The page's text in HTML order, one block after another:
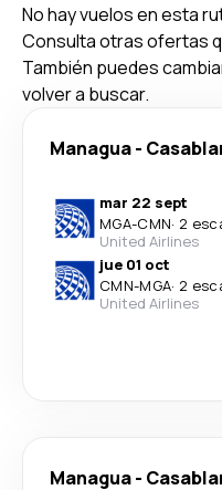
No hay vuelos en esta
Consulta otras ofertas
También puedes
volver a buscar.
Managua-
mar 22 sept
MGA-CMN· 2
United Airlines
jue 01 oct
CMN-MGA· 2
United Airlines
Managua-